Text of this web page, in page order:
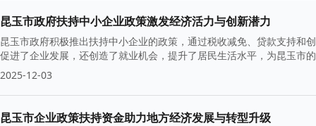
昆玉市政府扶持中小企业政策激发经济活力与创新潜力
昆玉市政府积极推出扶持中小企业的政策，通过税收减免、贷款支持和
促进了企业发展，还创造了就业机会，提升了居民生活水平，为昆玉市
2025-12-03
昆玉市企业政策扶持资金助力地方经济发展与转型升级